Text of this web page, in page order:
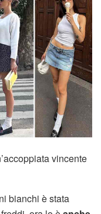
vincente
bianchi è stata